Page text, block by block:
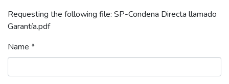
Requesting the following file: SP-Condena Directa llamado
Garantía.pdf
Name *